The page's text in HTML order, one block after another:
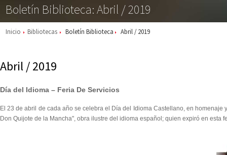
Boletín Biblioteca: Abril / 2019
Inicio Bibliotecas Boletín Biblioteca Abril / 2019
Abril / 2019
Día del Idioma – Feria De Servicios
El 23 de abril de cada año se celebra el Día del Idioma Castellano, en
Don Quijote de la Mancha", obra ilustre del idioma español; quien expiró en esta